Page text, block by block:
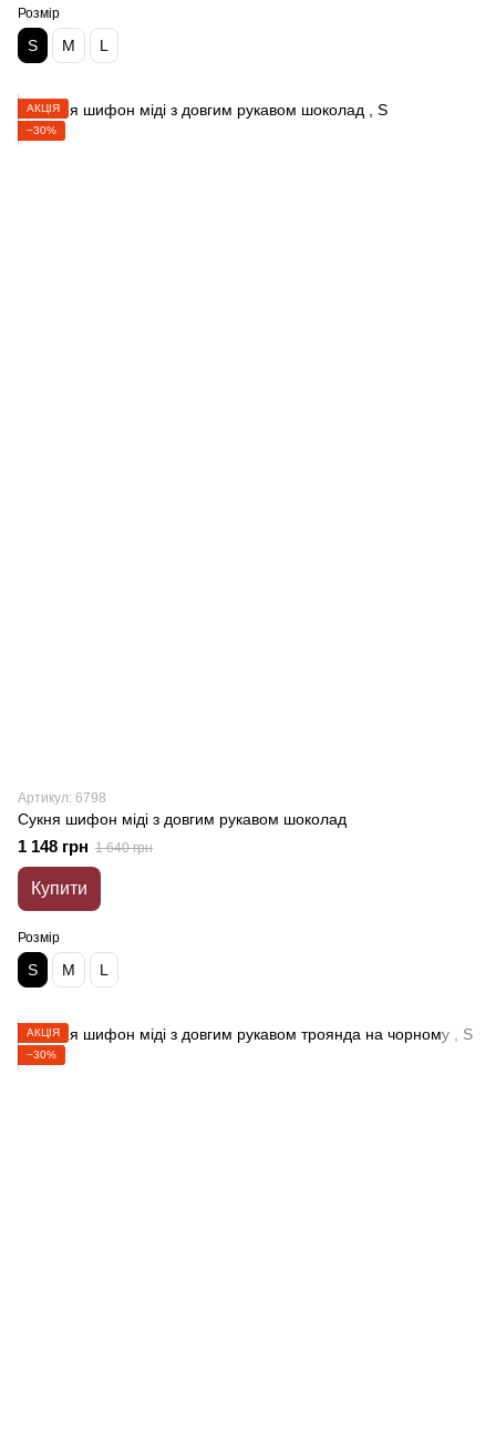
Розмір
S M L
АКЦІЯ
−30%
Артикул: 6798
Сукня шифон міді з довгим рукавом шоколад
1 148 грн 1 640 грн
Купити
Розмір
S M L
АКЦІЯ
−30%